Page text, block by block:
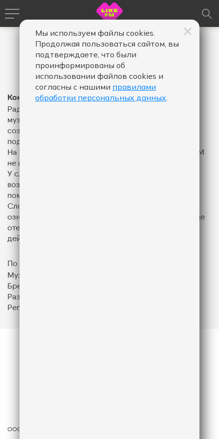
Контакты
Радиостанция Like FM - высокотехнологичный
музыкальный радиопроект Газпром-Медиа Радио,
созданный с использованием инновационного
подхода к программированию радиоэфира.
На сегодняшний день российская концепция Like FM
не имеет аналогов в мире.
У слушателей радиостанции есть уникальная
возможность дистанционно влиять на плей-лист с
помощью интерактивных средств коммуникации.
Слоган радиостанции: «Слушай, что нравится»,
означает, что в эфире звучат только те современные
отечественные и зарубежные треки, которые
действительно нравятся слушателям.
По вопросам сотрудничества
Музыкальная редакция:
Бренд-менеджер:
Размещение рекламы:
Региональное вещание:
ООО «ГПМ Радио», 2026
Мы используем файлы cookies.
Продолжая пользоваться сайтом, вы
подтверждаете, что были
проинформированы об
использовании файлов cookies и
согласны с нашими правилами
обработки персональных данных.